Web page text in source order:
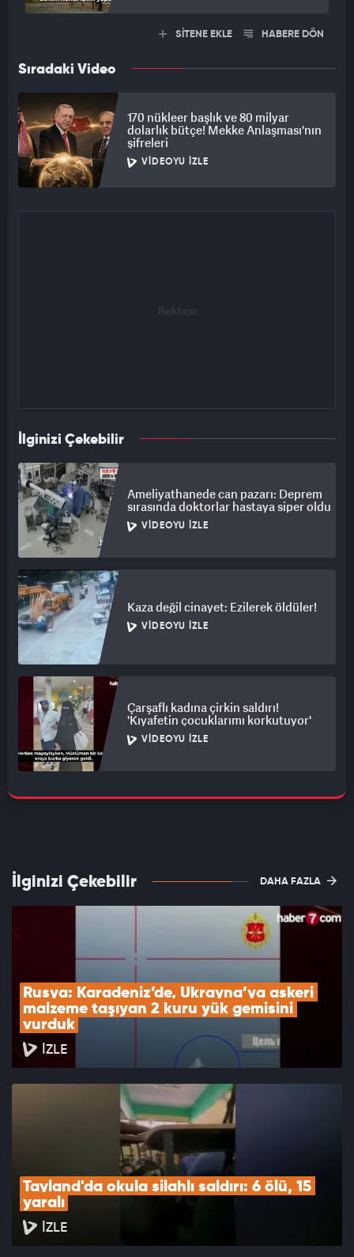
SİTENE EKLE HABERE DÖN
Sıradaki Video
170 nükleer başlık ve 80 milyar
dolarlık bütçe! Mekke Anlaşması'nın
şifreleri
VIDEOYU İZLE
İlginizi Çekebilir
Ameliyathanede can pazarı: Deprem
sırasında doktorlar hastaya siper oldu
VIDEOYU İZLE
Kaza değil cinayet: Ezilerek öldüler!
VIDEOYU İZLE
Çarşaflı kadına çirkin saldırı!
'Kıyafetin çocuklarımı korkutuyor'
VIDEOYU İZLE
İlginizi Çekebilir DAHA FAZLA
Rusya: Karadeniz’de, Ukrayna’ya askeri
malzeme taşıyan 2 kuru yük gemisini
vurduk
İZLE
Tayland'da okula silahlı saldırı: 6 ölü, 15
yaralı
İZLE